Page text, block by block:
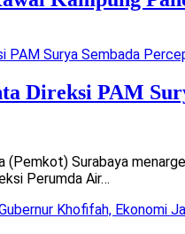
Direksi PAM
(Pemkot) Surabaya
Perumda Air…